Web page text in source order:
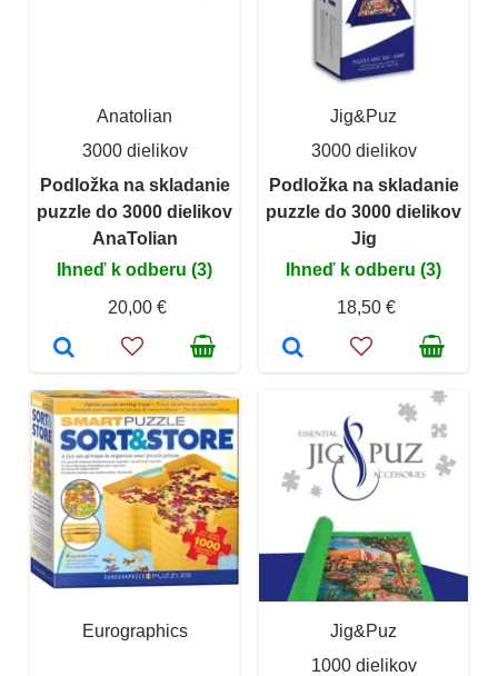
Anatolian
3000 dielikov
Podložka na skladanie
puzzle do 3000 dielikov
AnaTolian
Ihneď k odberu (3)
20,00 €
Jig&Puz
3000 dielikov
Podložka na skladanie
puzzle do 3000 dielikov
Jig
Ihneď k odberu (3)
18,50 €
Eurographics
Jig&Puz
1000 dielikov